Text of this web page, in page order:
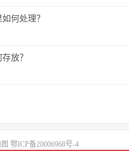
何处理？
放？
鄂ICP备20006968号-4